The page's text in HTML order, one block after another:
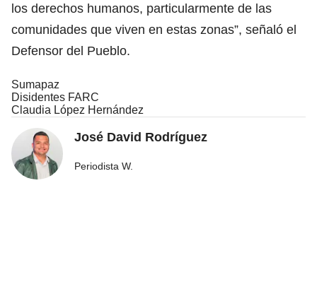
los derechos humanos, particularmente de las
comunidades que viven en estas zonas”, señaló el
Defensor del Pueblo.
Sumapaz
Disidentes FARC
Claudia López Hernández
José David Rodríguez
Periodista W.